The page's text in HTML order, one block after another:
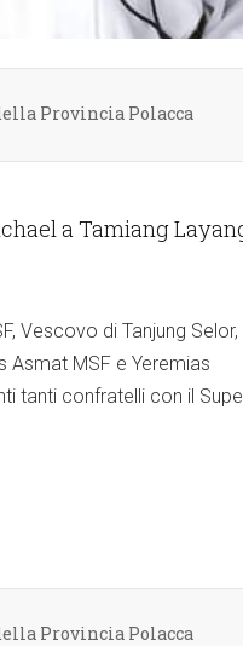
Provincia Polacca
a Tamiang
Vescovo di Tanjung
Asmat MSF e Yeremias
tanti confratelli con il
Provincia Polacca